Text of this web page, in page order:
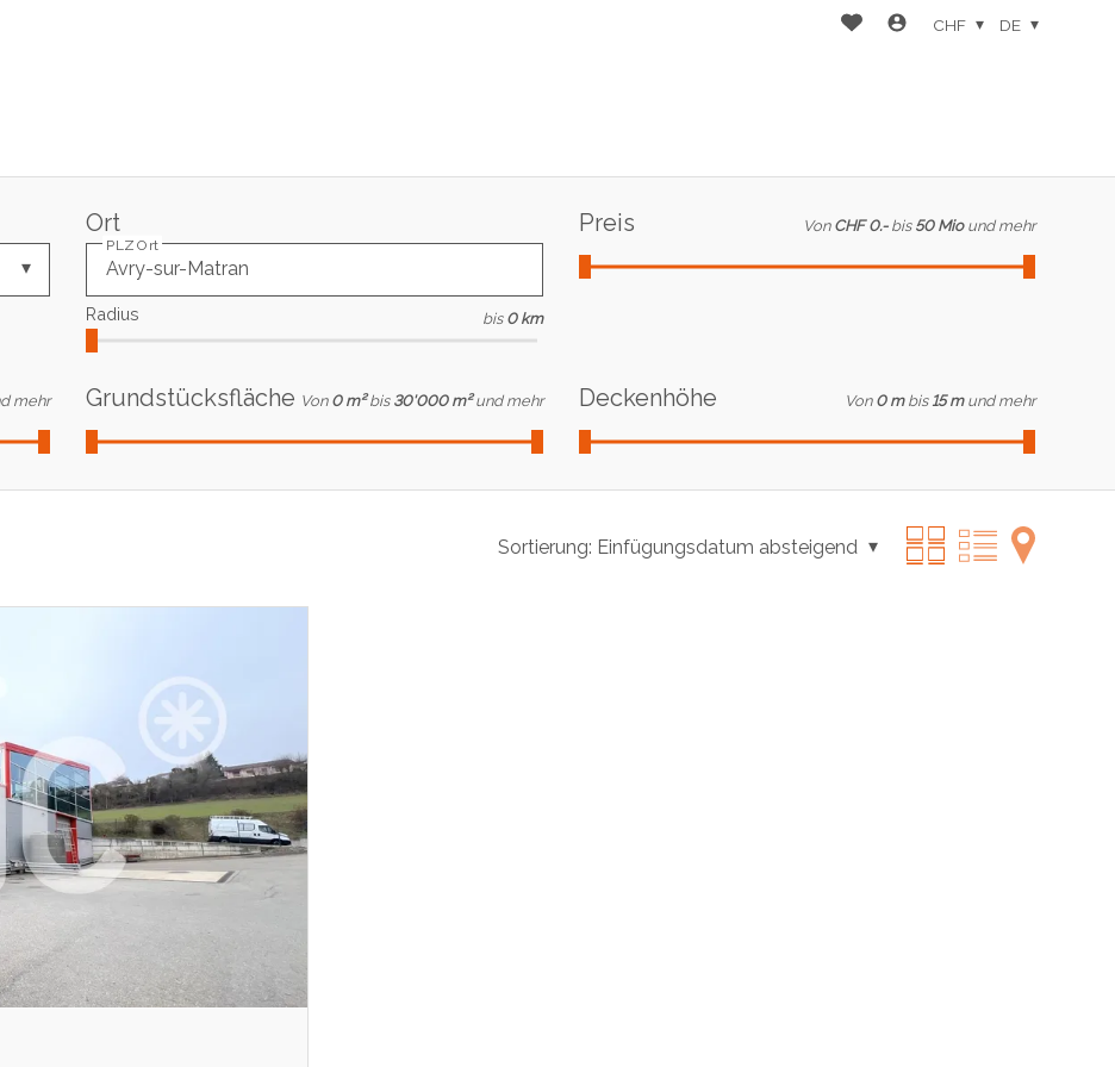
CHF DE
Ort
PLZ Ort
Radius bis 0 km
Preis Von CHF 0.- bis 50 Mio und mehr
mehr Grundstücksfläche Von 0 m² bis 30'000 m² und mehr Deckenhöhe Von 0 m bis 15 m und mehr
Sortierung: Einfügungsdatum absteigend